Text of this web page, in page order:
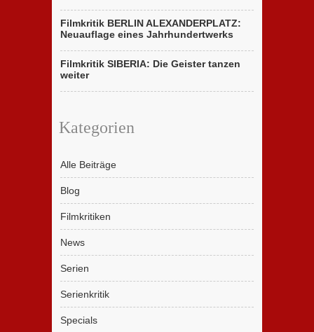
Filmkritik BERLIN ALEXANDERPLATZ:
Neuauflage eines Jahrhundertwerks
Filmkritik SIBERIA: Die Geister tanzen
weiter
Kategorien
Alle Beiträge
Blog
Filmkritiken
News
Serien
Serienkritik
Specials